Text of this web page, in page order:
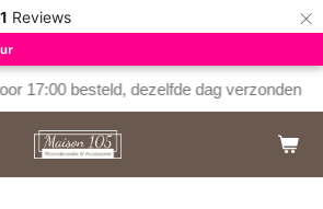
Reviews ×
17:00 besteld, dezelfde dag verzonden